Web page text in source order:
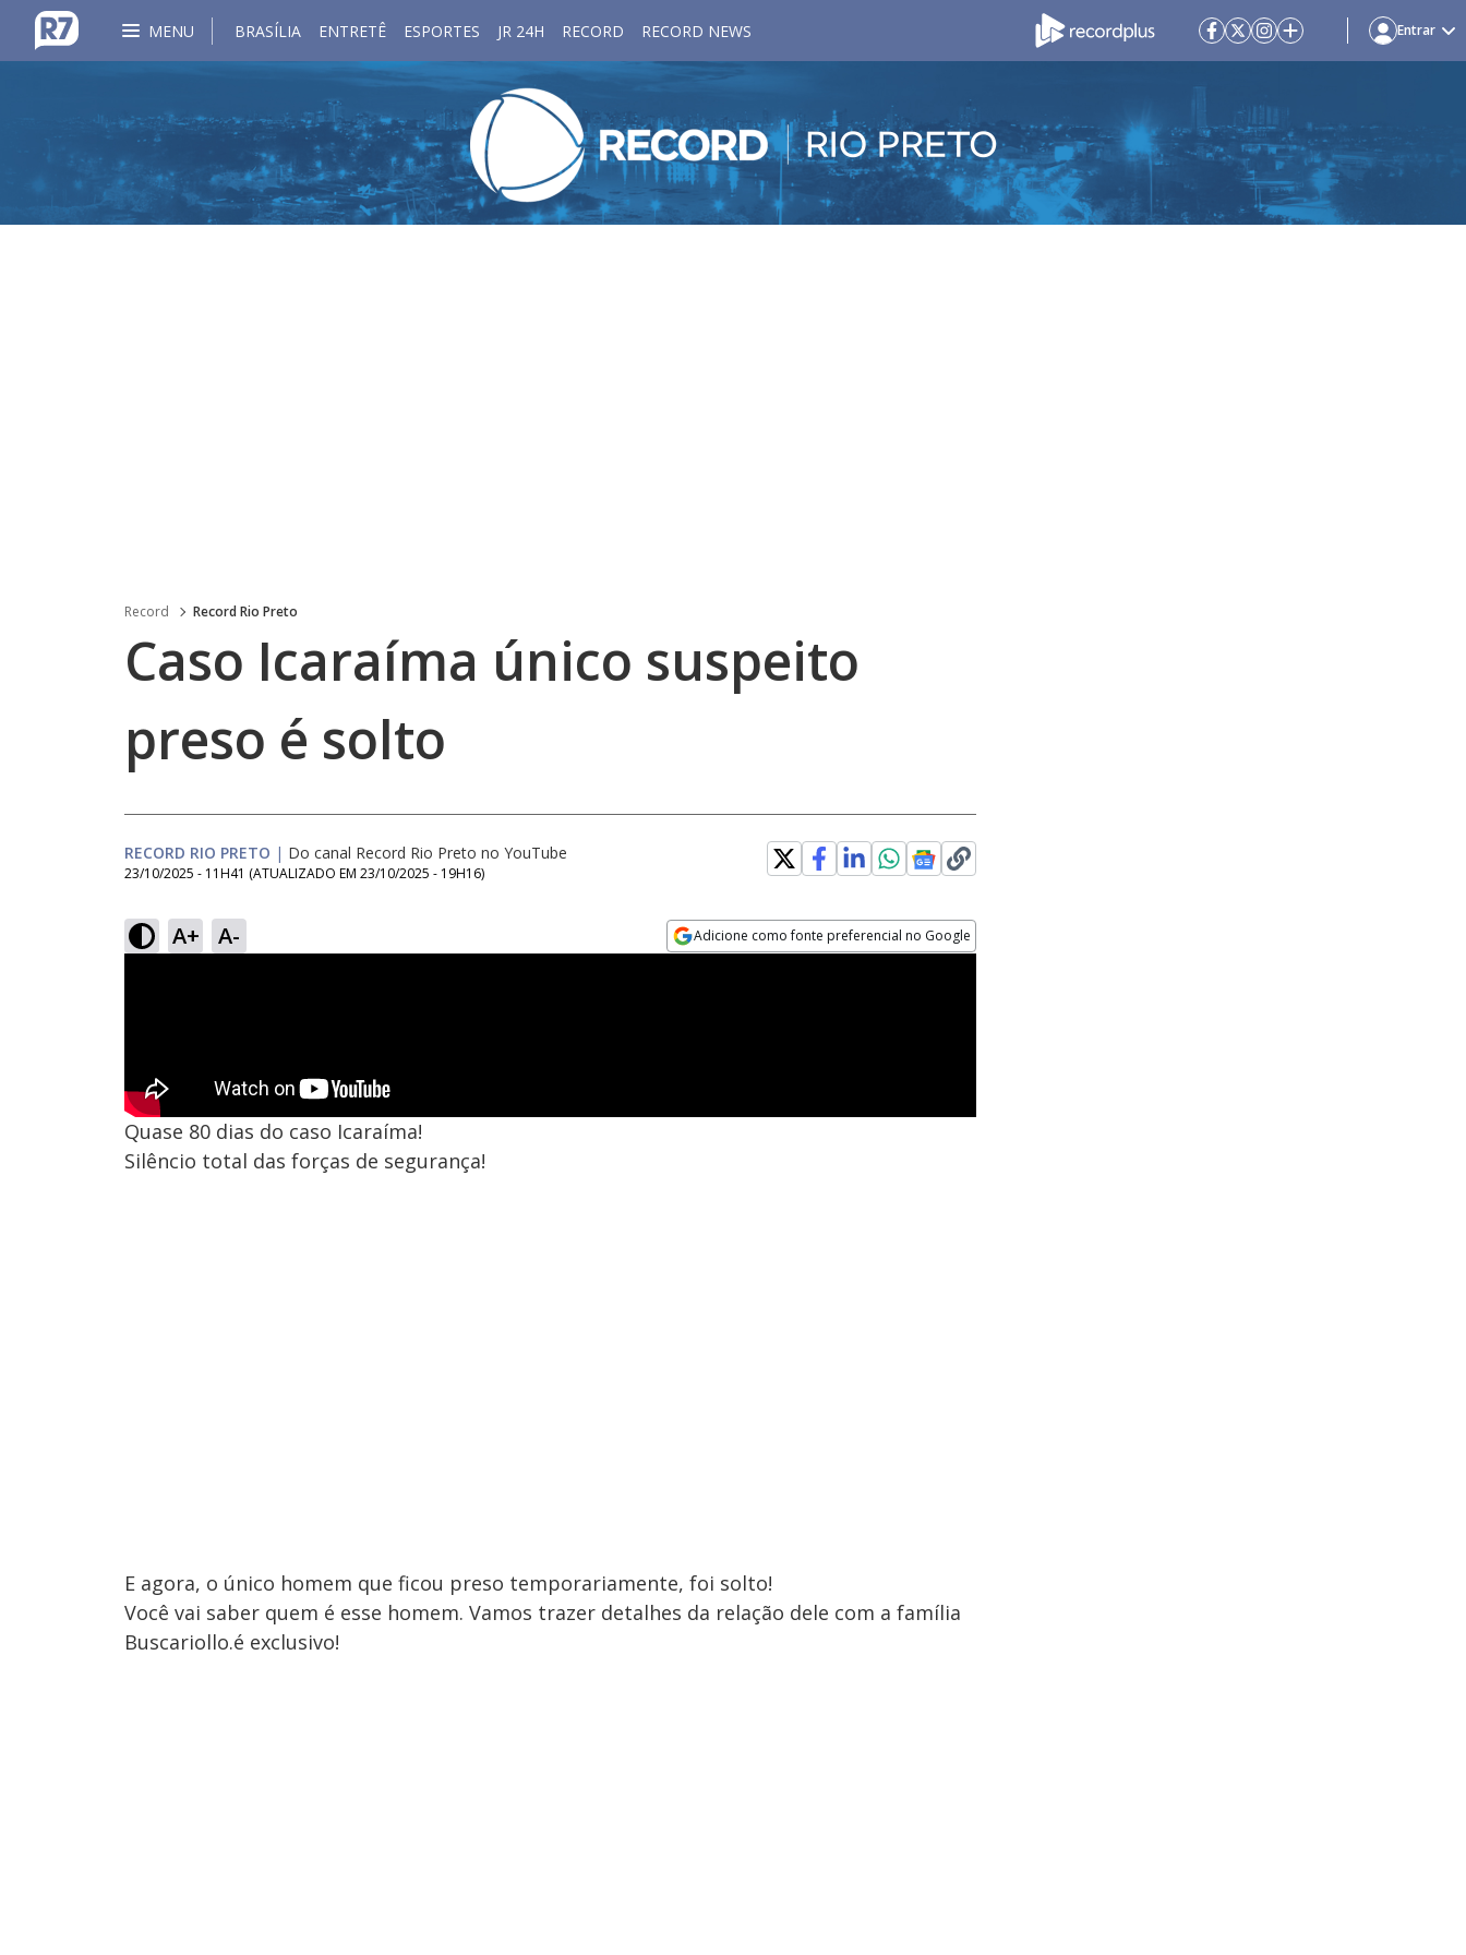
MENU BRASÍLIA ENTRETÊ ESPORTES JR 24H RECORD RECORD NEWS Entrar
Record Record Rio Preto
Caso Icaraíma único suspeito
preso é solto
RECORD RIO PRETO | Do canal Record Rio Preto no YouTube
23/10/2025 - 11H41 (ATUALIZADO EM 23/10/2025 - 19H16)
A+ A- Adicione como fonte preferencial no Google
Quase 80 dias do caso Icaraíma!
Silêncio total das forças de segurança!
E agora, o único homem que ficou preso temporariamente, foi solto!
Você vai saber quem é esse homem. Vamos trazer detalhes da relação dele com a família
Buscariollo.é exclusivo!